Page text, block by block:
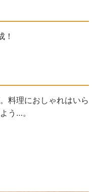
！
料理におしゃれはいら
う…。